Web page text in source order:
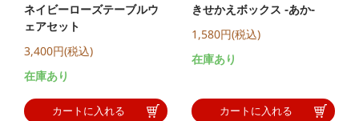
ネイビーローズテーブルウ
ェアセット
3,400円(税込)
在庫あり
カートに入れる
きせかえボックス -あか-
1,580円(税込)
在庫あり
カートに入れる